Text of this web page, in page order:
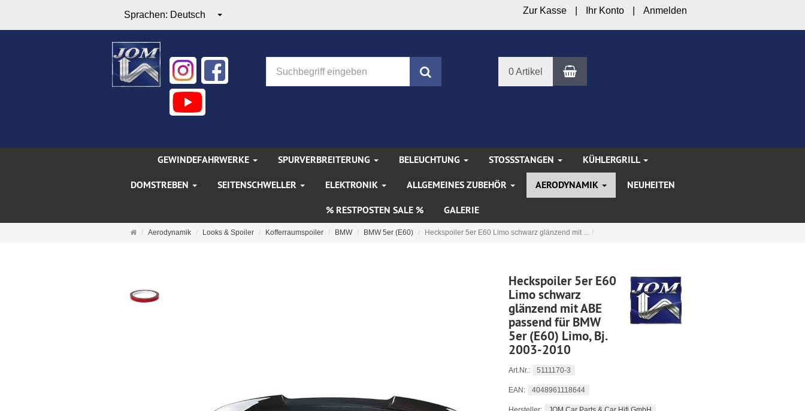
Sprachen: Deutsch Zur Kasse Ihr Konto Anmelden
0 Artikel Warenkorb
GEWINDEFAHRWERKE SPURVERBREITERUNG BELEUCHTUNG STOSSSTANGEN
KÜHLERGRILL
DOMSTREBEN
SEITENSCHWELLER ELEKTRONIK ALLGEMEINES ZUBEHÖR AERODYNAMIK
NEUHEITEN
% RESTPOSTEN SALE %
GALERIE
Startseite
Aerodynamik Looks & Spoiler Kofferraumspoiler BMW BMW 5er (E60) Heckspoiler 5er E60 Limo schwarz glänzend mit ...
Heckspoiler 5er E60
Limo schwarz
glänzend mit ABE
passend für BMW
5er (E60) Limo, Bj.
2003-2010
Art.Nr.: 5111170-3
EAN: 4048961118644